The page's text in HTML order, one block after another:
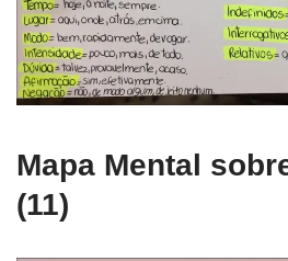
Mapa Mental
(11)